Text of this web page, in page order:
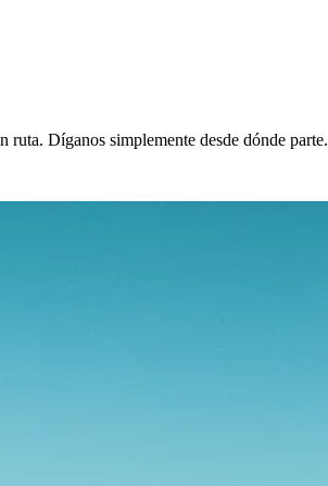
ruta. Díganos simplemente desde dónde parte.